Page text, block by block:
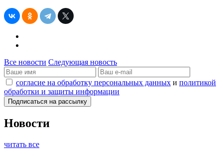
Все новости Следующая новость
согласие на обработку персональных данных и политикой
обработки и защиты информации
Новости
читать все